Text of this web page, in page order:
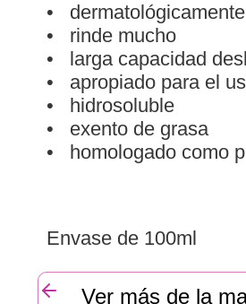
•
• rinde mucho
• larga capacidad
• apropiado para el
• hidrosoluble
• exento de grasa
• homologado como
Envase de 100ml
Ver más de la